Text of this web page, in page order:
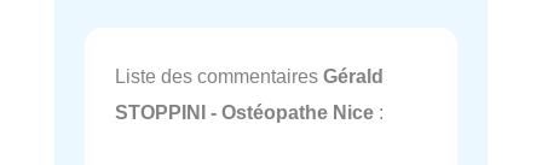
Liste des commentaires Gérald
STOPPINI - Ostéopathe Nice :